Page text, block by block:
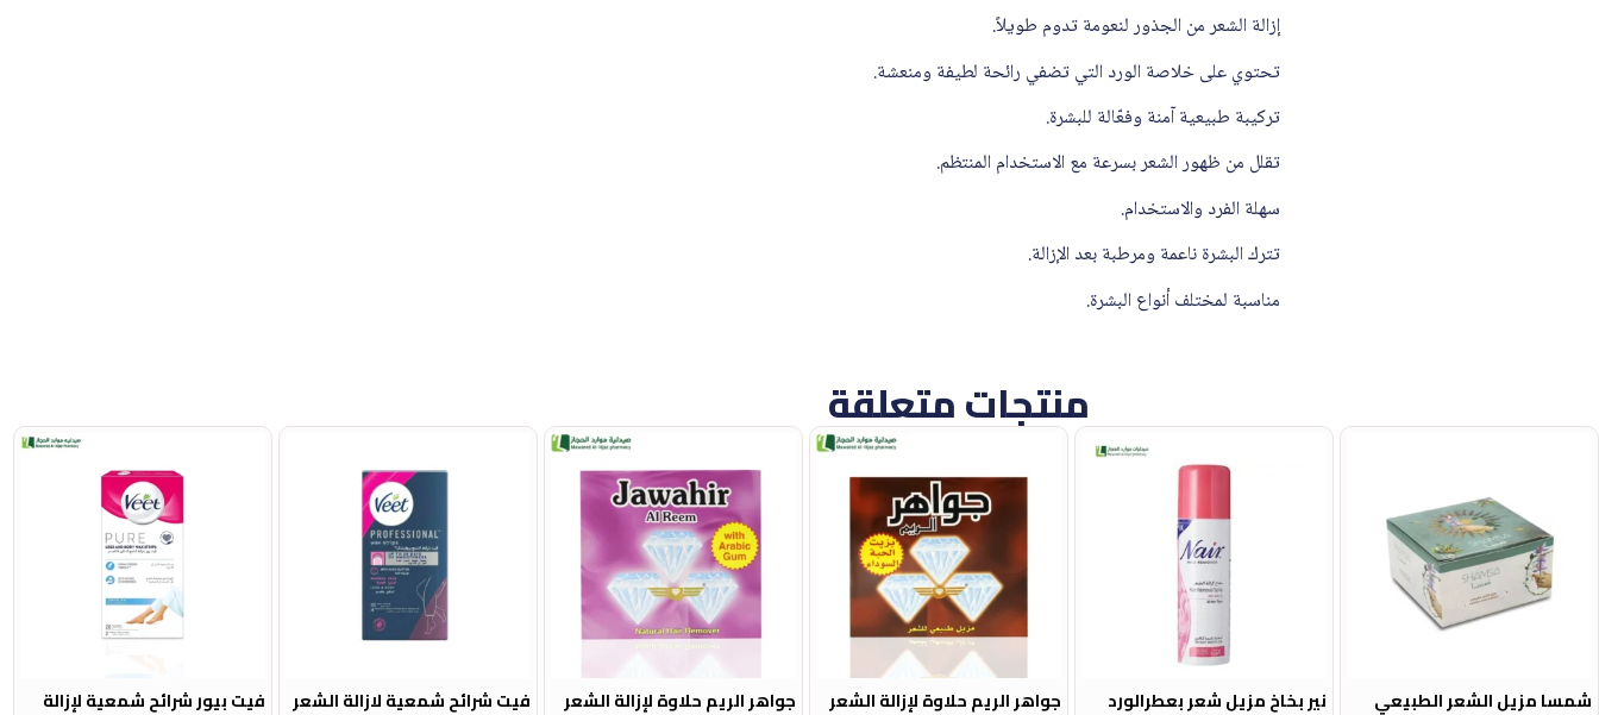
إزالة الشعر من الجذور لنعومة تدوم طويلاً.
تحتوي على خلاصة الورد التي تضفي رائحة لطيفة ومنعشة.
تركيبة طبيعية آمنة وفعّالة للبشرة.
تقلل من ظهور الشعر بسرعة مع الاستخدام المنتظم.
سهلة الفرد والاستخدام.
تترك البشرة ناعمة ومرطبة بعد الإزالة.
مناسبة لمختلف أنواع البشرة.
منتجات متعلقة
شمسا مزيل الشعر الطبيعي نير بخاخ مزيل شعر بعطرالورد جواهر الريم حلاوة لإزالة الشعر جواهر الريم حلاوة لإزالة الشعر فيت شرائح شمعية لازالة الشعر فيت بيور شرائح شمعية لإزالة